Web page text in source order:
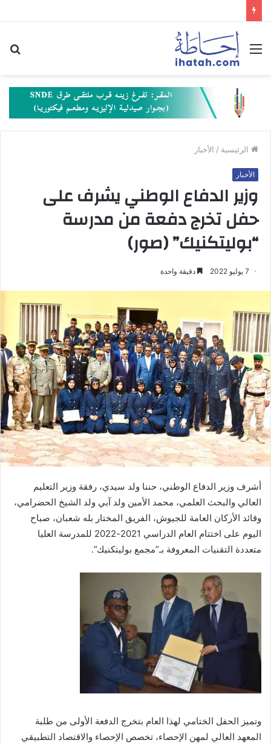
القائمة
الرئيسية / الأخبار
الأخبار
وزير الدفاع الوطني يشرف على
حفل تخرج دفعة من مدرسة
“بوليتكنيك” (صور)
7 يوليو 2022 دقيقة واحدة
أشرف وزير الدفاع الوطني، حننا ولد سيدي، رفقة وزير التعليم
العالي والبحث العلمي، محمد الأمين ولد آبي ولد الشيخ الحضرامي،
وقائد الأركان العامة للجيوش، الفريق المختار بله شعبان، صباح
اليوم على اختتام العام الدراسي 2021-2022 للمدرسة العليا
متعددة التقنيات المعروفة بـ”مجمع بوليتكنيك”.
وتميز الحفل الختامي لهذا العام بتخرج الدفعة الأولى من طلبة
المعهد العالي لمهن الإحصاء، تخصص الإحصاء والاقتصاد التطبيقي